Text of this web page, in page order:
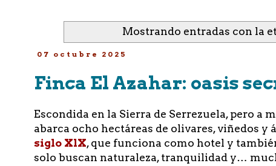
Mostrando entradas con la
07 octubre 2025
Finca El Azahar: oasis
Escondida en la Sierra de Serrezuela, pero
abarca ocho hectáreas de olivares, viñedos
siglo XlX, que funciona como hotel y
solo buscan naturaleza, tranquilidad y…